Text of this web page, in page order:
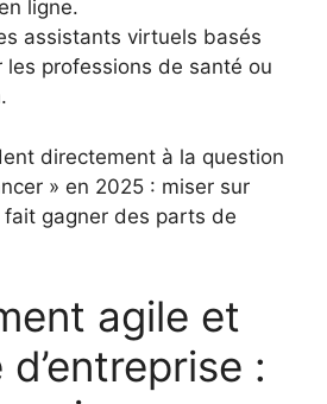
ligne.
assistants virtuels basés
les professions de santé ou
directement à la question
» en 2025 : miser sur
fait gagner des parts de
agile et
: